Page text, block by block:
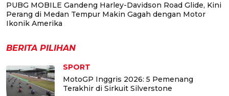
PUBG MOBILE Gandeng Harley-Davidson Road Glide, Kini
Perang di Medan Tempur Makin Gagah dengan Motor
Ikonik Amerika
BERITA PILIHAN
SPORT
MotoGP Inggris 2026: 5 Pemenang
Terakhir di Sirkuit Silverstone